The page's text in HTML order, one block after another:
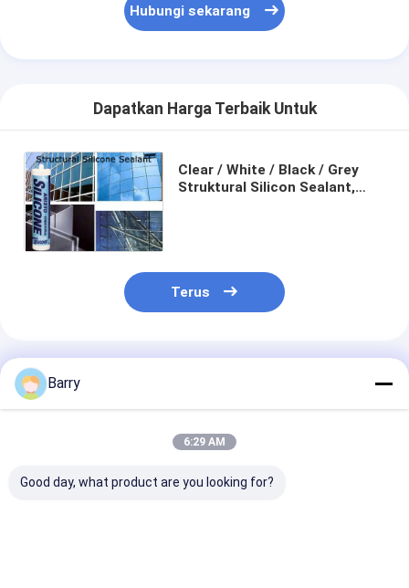
Hubungi sekarang
Dapatkan Harga Terbaik Untuk
Clear / White / Black / Grey
Struktural Silicon Sealant,
Terus
Rekomendasi Produk
Barry
6:29 AM
Good day, what product are you looking for?